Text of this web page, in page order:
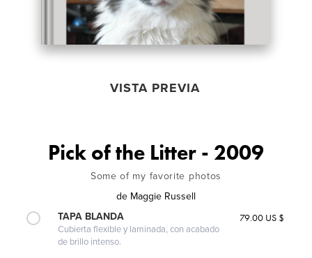
VISTA PREVIA
Pick of the Litter - 2009
Some of my favorite photos
de Maggie Russell
TAPA BLANDA
Cubierta flexible y laminada, con acabado
de brillo intenso.
79.00 US $